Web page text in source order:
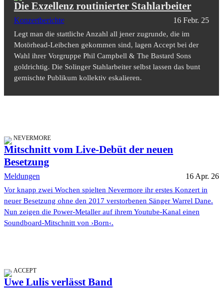
Die Exzellenz routinierter Stahlarbeiter
Konzertberichte 16 Febr. 25
Legt man die stattliche Anzahl all jener zugrunde, die im
Motörhead-Leibchen gekommen sind, lagen Accept bei der
Wahl ihrer Vorgruppe Phil Campbell & The Bastard Sons
goldrichtig. Die Solinger Stahlarbeiter selbst lassen das bunt
gemischte Publikum kollektiv eskalieren.
NEVERMORE
Mitschnitt vom Live-Debüt der neuen
Besetzung
Meldungen 16 Apr. 26
Vor knapp zwei Wochen spielten Nevermore ihr erstes Konzert in
neuer Besetzung ohne den 2017 verstorbenen Sänger Warrel Dane.
Nun zeigen die Power-Metaller auf ihrem Youtube-Kanal einen
Soundboard-Mitschnitt von ›Born‹.
ACCEPT
Uwe Lulis verlässt Band